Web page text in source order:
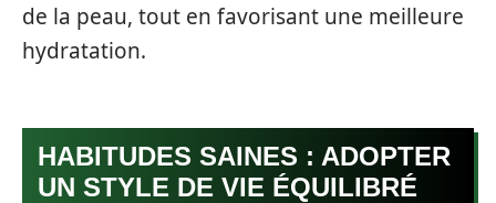
de la peau, tout en favorisant une meilleure
hydratation.
HABITUDES SAINES : ADOPTER
UN STYLE DE VIE ÉQUILIBRÉ